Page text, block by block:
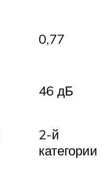
0,77
46 дБ
2-й
категории